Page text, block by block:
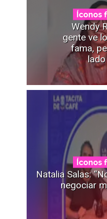
Íconos
Wendy
gente ve
fama,
Íconos
Natalia Salas:
negociar